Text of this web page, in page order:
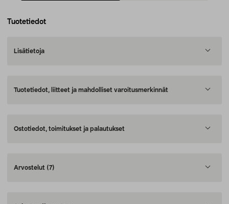
Tuotetiedot
Lisätietoja
Tuotetiedot, liitteet ja mahdolliset varoitusmerkinnät
Ostotiedot, toimitukset ja palautukset
Arvostelut (7)